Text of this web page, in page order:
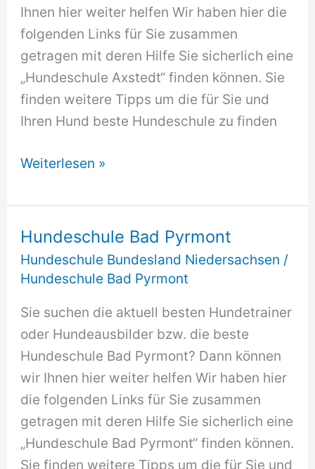
Ihnen hier weiter helfen Wir haben hier die
folgenden Links für Sie zusammen
getragen mit deren Hilfe Sie sicherlich eine
„Hundeschule Axstedt“ finden können. Sie
finden weitere Tipps um die für Sie und
Ihren Hund beste Hundeschule zu finden
Hundeschule
Weiterlesen »
Hundeschule Bad Pyrmont
Hundeschule Bundesland Niedersachsen /
Hundeschule Bad Pyrmont
Sie suchen die aktuell besten Hundetrainer
oder Hundeausbilder bzw. die beste
Hundeschule Bad Pyrmont? Dann können
wir Ihnen hier weiter helfen Wir haben hier
die folgenden Links für Sie zusammen
getragen mit deren Hilfe Sie sicherlich eine
„Hundeschule Bad Pyrmont“ finden können.
Sie finden weitere Tipps um die für Sie und